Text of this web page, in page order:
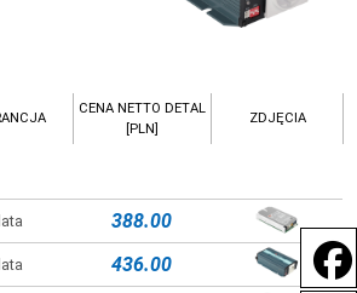
CENA NETTO DETAL
[PLN]
ZDJĘCIA
388.00
436.00